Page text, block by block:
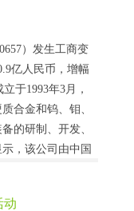
）发生工商变
亿人民币，增幅
于1993年3月，
合金和钨、钼、
的研制、开发、
，该公司由中国
动